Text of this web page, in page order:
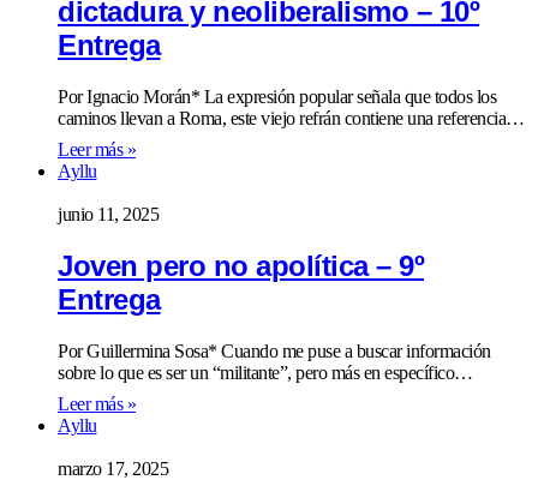
dictadura y neoliberalismo – 10º
Entrega
Por Ignacio Morán* La expresión popular señala que todos los
caminos llevan a Roma, este viejo refrán contiene una referencia…
Leer más »
Ayllu
junio 11, 2025
Joven pero no apolítica – 9º
Entrega
Por Guillermina Sosa* Cuando me puse a buscar información
sobre lo que es ser un “militante”, pero más en específico…
Leer más »
Ayllu
marzo 17, 2025